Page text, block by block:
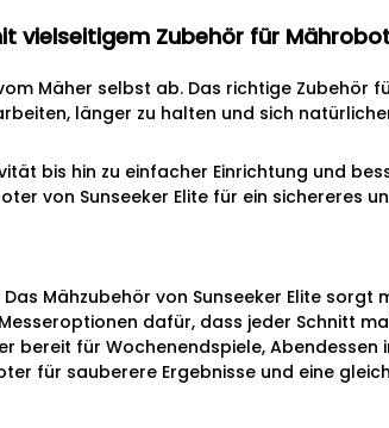
vielseitigem Zubehör für
Mäher selbst ab. Das richtige Zubehör
länger zu halten und sich
bis hin zu einfacher Einrichtung und
von Sunseeker Elite für ein sichereres
Mähzubehör von Sunseeker Elite sorgt
dafür, dass jeder Schnitt
bereit für Wochenendspiele, Abendessen
für sauberere Ergebnisse und eine